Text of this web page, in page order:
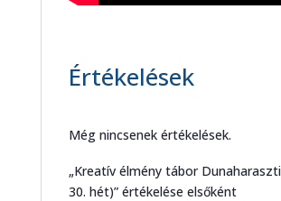
Értékelések
Még nincsenek értékelések.
„Kreatív élmény tábor
30. hét)” értékelése elsőként